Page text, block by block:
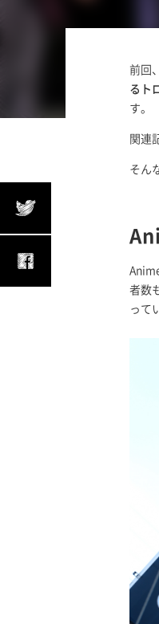
前回
るト
す。
関連
そん
者数
って